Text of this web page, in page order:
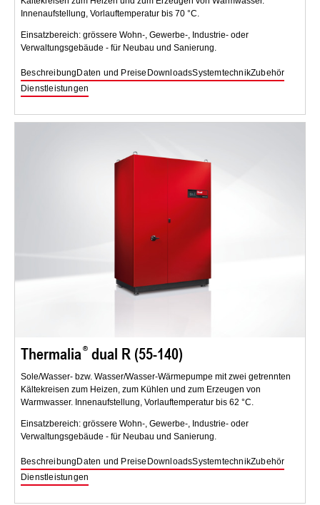
Innenaufstellung, Vorlauftemperatur bis 70 °C.
Einsatzbereich: grössere Wohn-, Gewerbe-, Industrie- oder
Verwaltungsgebäude - für Neubau und Sanierung.
Beschreibung Daten und Preise DownloadsSystemtechnikZubehör
Dienstleistungen
Thermalia dual R (55-140)
Sole/Wasser- bzw. Wasser/Wasser-Wärmepumpe mit zwei getrennten
Kältekreisen zum Heizen, zum Kühlen und zum Erzeugen von
Warmwasser. Innenaufstellung, Vorlauftemperatur bis 62 °C.
Einsatzbereich: grössere Wohn-, Gewerbe-, Industrie- oder
Verwaltungsgebäude - für Neubau und Sanierung.
BeschreibungDaten und Preise DownloadsSystemtechnikZubehör
Dienstleistungen